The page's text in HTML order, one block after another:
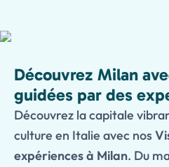
Découvrez Milan
guidées par des
Découvrez la capitale
culture en Italie avec nos
expériences à Milan. Du